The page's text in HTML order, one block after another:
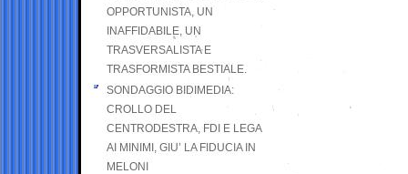
OPPORTUNISTA, UN
INAFFIDABILE, UN
TRASVERSALISTA E
TRASFORMISTA BESTIALE.
SONDAGGIO BIDIMEDIA:
CROLLO DEL
CENTRODESTRA, FDI E LEGA
AI MINIMI, GIU’ LA FIDUCIA IN
MELONI